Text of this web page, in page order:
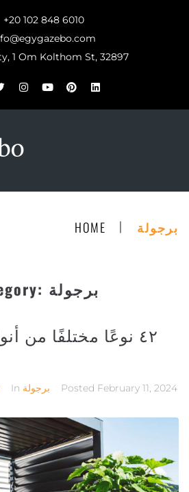
+20 102 848 6010
1 Om Kolthom St, 32897
HOME | برجولة
برجولة
٤٢ نوعًا مختلفًا من
In برجولة Posted February 11, 2024